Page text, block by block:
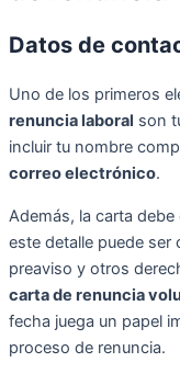
Datos de
Uno de los primeros
renuncia laboral son
incluir tu nombre
correo electrónico.
Además, la carta
este detalle puede ser
preaviso y otros
carta de renuncia
fecha juega un papel
proceso de renuncia.